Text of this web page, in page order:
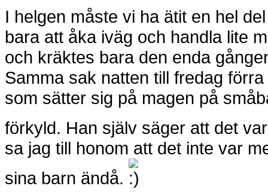
I helgen måste vi ha ätit en hel
bara att åka iväg och handla lite
och kräktes bara den enda
Samma sak natten till fredag
som sätter sig på magen på
förkyld. Han själv säger att det
sa jag till honom att det inte var
sina barn ändå.